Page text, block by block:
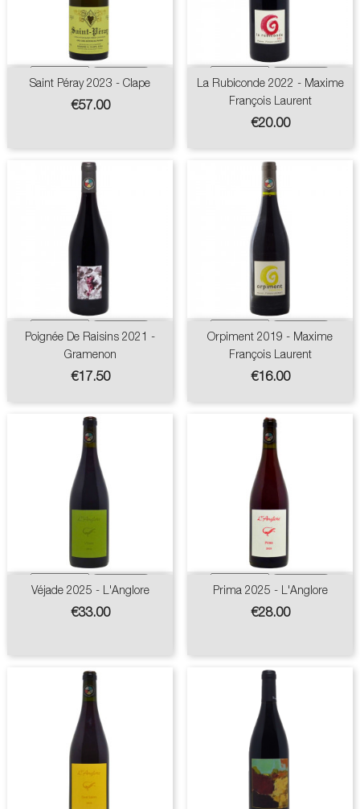
Saint Péray 2023 - Clape
Price
€57.00
La Rubiconde 2022 - Maxime
François Laurent
Price
€20.00
Poignée De Raisins 2021 -
Gramenon
Price
€17.50
Orpiment 2019 - Maxime
François Laurent
Price
€16.00
Véjade 2025 - L'Anglore
Price
€33.00
Prima 2025 - L'Anglore
Price
€28.00